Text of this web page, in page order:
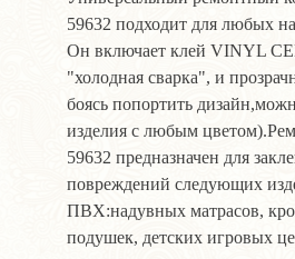
59632 подходит для любых
Он включает клей VINYL
"холодная сварка", и
боясь попортить
изделия с любым
59632 предназначен для
повреждений следующих
ПВХ:надувных матрасов,
подушек, детских игровых